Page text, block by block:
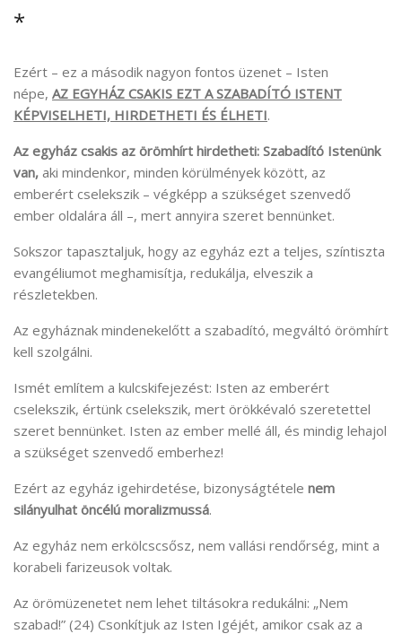
*
Ezért – ez a második nagyon fontos üzenet – Isten
népe, AZ EGYHÁZ CSAKIS EZT A SZABADÍTÓ ISTENT
KÉPVISELHETI, HIRDETHETI ÉS ÉLHETI.
Az egyház csakis az örömhírt hirdetheti: Szabadító Istenünk
van, aki mindenkor, minden körülmények között, az
emberért cselekszik – végképp a szükséget szenvedő
ember oldalára áll –, mert annyira szeret bennünket.
Sokszor tapasztaljuk, hogy az egyház ezt a teljes, színtiszta
evangéliumot meghamisítja, redukálja, elveszik a
részletekben.
Az egyháznak mindenekelőtt a szabadító, megváltó örömhírt
kell szolgálni.
Ismét említem a kulcskifejezést: Isten az emberért
cselekszik, értünk cselekszik, mert örökkévaló szeretettel
szeret bennünket. Isten az ember mellé áll, és mindig lehajol
a szükséget szenvedő emberhez!
Ezért az egyház igehirdetése, bizonyságtétele nem
silányulhat öncélú moralizmussá.
Az egyház nem erkölcscsősz, nem vallási rendőrség, mint a
korabeli farizeusok voltak.
Az örömüzenetet nem lehet tiltásokra redukálni: „Nem
szabad!” (24) Csonkítjuk az Isten Igéjét, amikor csak az a